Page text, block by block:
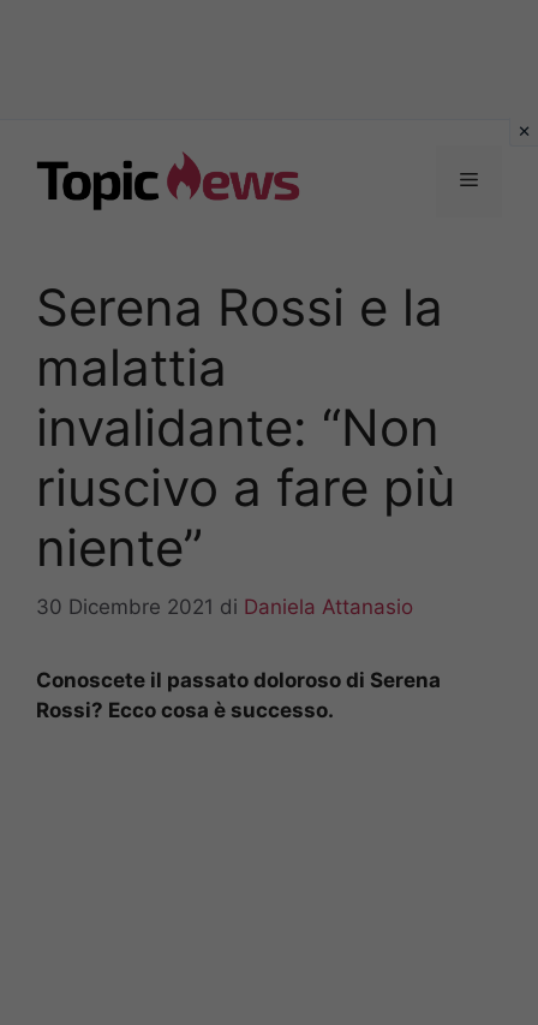
contenuto
Menu
Serena Rossi e la
malattia
invalidante: “Non
riuscivo a fare più
niente”
30 Dicembre 2021 di Daniela Attanasio
Conoscete il passato doloroso di Serena
Rossi? Ecco cosa è successo.